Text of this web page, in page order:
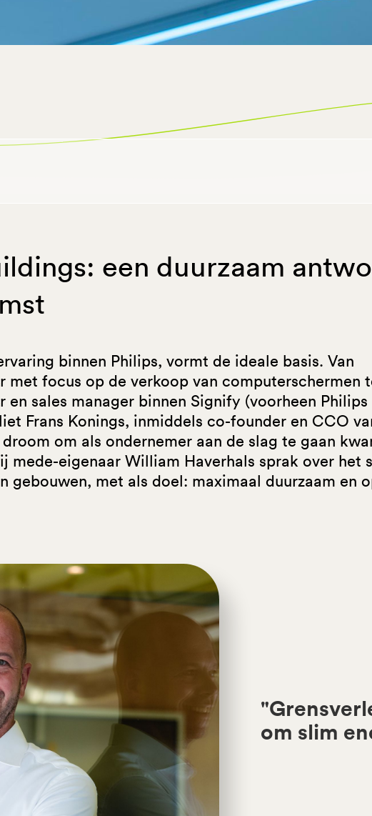
een duurzaam
binnen Philips, vormt de ideale basis. Van
met focus op de verkoop van computerschermen
en sales manager binnen Signify (voorheen
Frans Konings, inmiddels co-founder en CCO
om als ondernemer aan de slag te gaan
mede-eigenaar William Haverhals sprak over het
gebouwen, met als doel: maximaal duurzaam en
om slim